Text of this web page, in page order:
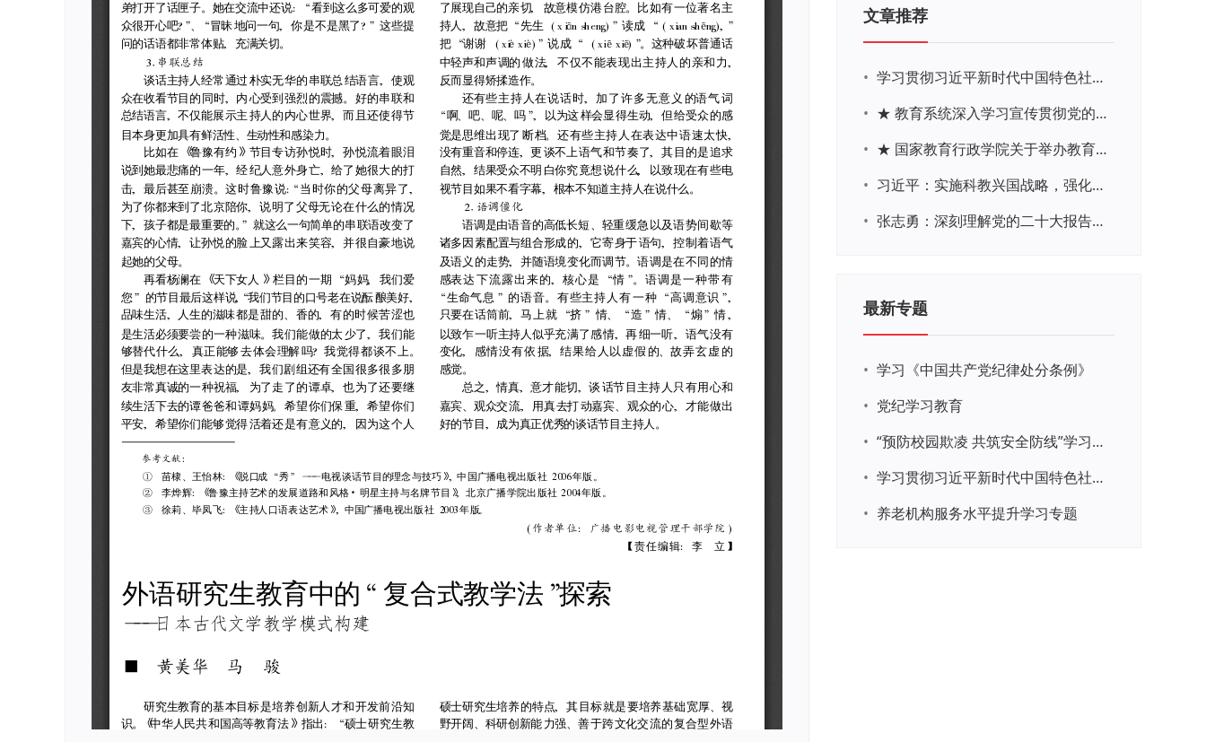
文章推荐
•
学习贯彻习近平新时代中国特色社会主义思想主题教育网络培训
•
★ 教育系统深入学习宣传贯彻党的二十大精神学习专题
•
★ 国家教育行政学院关于举办教育系统深入学习宣传贯彻党的二十大精神专题网络培训的通知
•
习近平：实施科教兴国战略，强化现代化建设人才支撑
•
张志勇：深刻理解党的二十大报告关于教育的新思想、新战略、新要求
最新专题
• 学习《中国共产党纪律处分条例》
• 党纪学习教育
•
“预防校园欺凌 共筑安全防线”学习专题
•
学习贯彻习近平新时代中国特色社会主义思想主题教育
• 养老机构服务水平提升学习专题